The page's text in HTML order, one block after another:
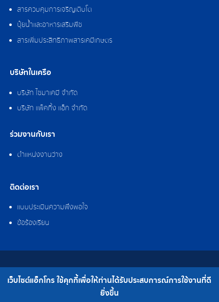
สารควบคุมการเจริญเติบโต
ปุ๋ยน้ำและอาหารเสริมพืช
สารเพิ่มประสิทธิภาพสารเคมีเกษตร
บริษัทในเครือ
บริษัท ไซมาเคมี จำกัด
บริษัท แพ็คกิ้ง แอ็ก จำกัด
ร่วมงานกับเรา
ตำแหน่งงานว่าง
ติดต่อเรา
แบบประเมินความพึงพอใจ
ข้อร้องเรียน
สงวนลิขสิทธิ์ © 2562 บริษัท แอ็กโกร (ประเทศไทย) จำกัด
เบอร์โทร : 0-2308-2102 | โทรสาร : 0-2308-2487
เว็บไซต์แอ็กโกร ใช้คุกกี้เพื่อให้ท่านได้รับประสบการณ์การใช้งานที่ดี
ยิ่งขึ้น